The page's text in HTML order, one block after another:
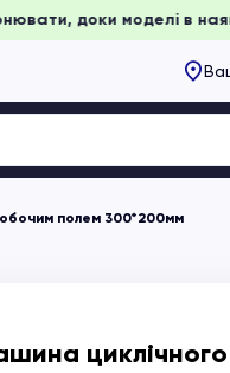
забронювати, доки
полем 300*200мм